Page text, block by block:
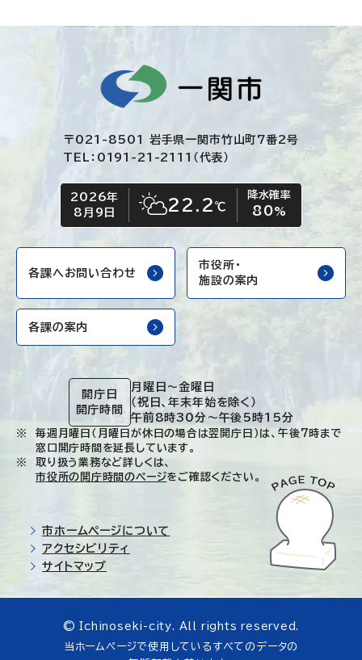
〒021-8501 岩手県一関市竹山町7番2号
TEL：0191-21-2111（代表）
今日の日付
2026年
8月9日
今日の天気
晴れ時々くもり
22.2℃
降水確率
80%
各課へお問い合わせ
市役所・
施設の案内
各課の案内
開庁日
開庁時間
月曜日～金曜日
（祝日、年末年始を除く）
午前8時30分～午後5時15分
毎週月曜日（月曜日が休日の場合は翌開庁日）は、午後7時まで
窓口開庁時間を延長しています。
取り扱う業務など詳しくは、
市役所の開庁時間のページをご確認ください。
市ホームページについて
アクセシビリティ
サイトマップ
© Ichinoseki-city. All rights reserved.
当ホームページで使用しているすべてのデータの